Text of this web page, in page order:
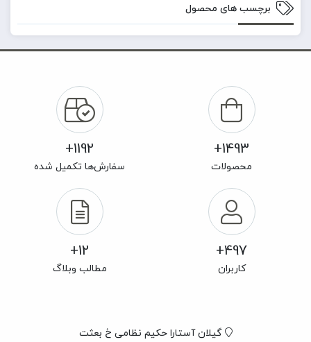
برچسب های محصول
1493+
محصولات
1192+
سفارش‌ها تکمیل شده
497+
کاربران
12+
مطالب وبلاگ
گیلان آستارا حکیم نظامی خ بعثت